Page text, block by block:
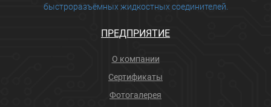
быстроразъёмных жидкостных соединителей.
ПРЕДПРИЯТИЕ
О компании
Сертификаты
Фотогалерея